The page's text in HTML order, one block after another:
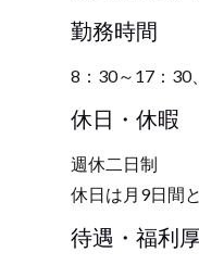
勤務時間
8：30～17：30
休日・休暇
週休二日制
休日は月9日間
待遇・福利